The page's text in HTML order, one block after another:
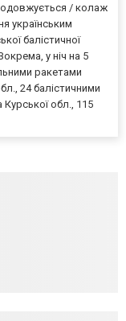
/ колаж
українським
балістичної
у ніч на 5
ракетами
24 балістичними
обл., 115